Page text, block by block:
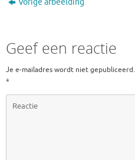
Vorige afbeelding
Geef een reactie
Je e-mailadres wordt niet gepubliceerd.
*